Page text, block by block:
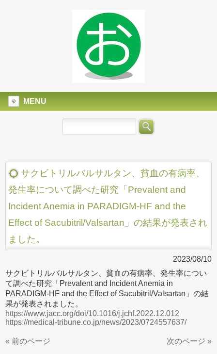
MENU
サクビトリルバルサルタン、貧血の有病率、
発生率について調べた研究「Prevalent and
Incident Anemia in PARADIGM-HF and the
Effect of Sacubitril/Valsartan」の結果が発表され
ました。
2023/08/10
サクビトリルバルサルタン、貧血の有病率、発生率につい
て調べた研究「Prevalent and Incident Anemia in
PARADIGM-HF and the Effect of Sacubitril/Valsartan」の結
果が発表されました。
https://www.jacc.org/doi/10.1016/j.jchf.2022.12.012
https://medical-tribune.co.jp/news/2023/0724557637/
« 前のページ 次のページ »